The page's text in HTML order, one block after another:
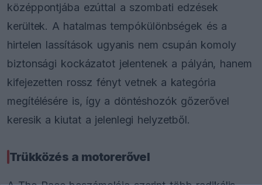
középpontjába ezúttal a szombati edzések
kerültek. A hatalmas tempókülönbségek és a
hirtelen lassítások ugyanis nem csupán komoly
biztonsági kockázatot jelentenek a pályán, hanem
kifejezetten rossz fényt vetnek a kategória
megítélésére is, így a döntéshozók gőzerővel
keresik a kiutat a jelenlegi helyzetből.
Trükközés a motorerővel